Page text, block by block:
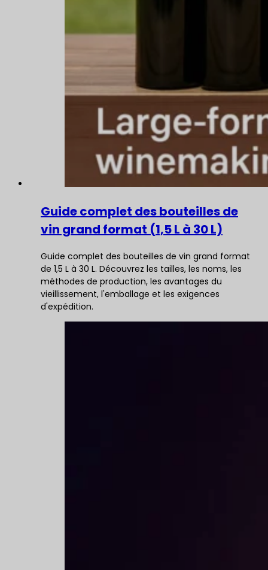
Guide complet des bouteilles de
vin grand format (1,5 L à 30 L)
Guide complet des bouteilles de vin grand format
de 1,5 L à 30 L. Découvrez les tailles, les noms, les
méthodes de production, les avantages du
vieillissement, l'emballage et les exigences
d'expédition.